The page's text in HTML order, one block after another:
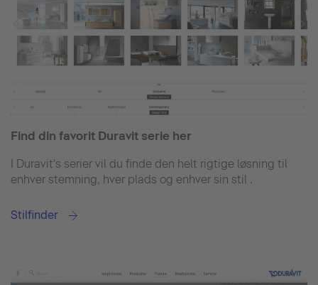
Find din favorit Duravit serie her
I Duravit's serier vil du finde den helt rigtige løsning til
enhver stemning, hver plads og enhver sin stil .
Stilfinder